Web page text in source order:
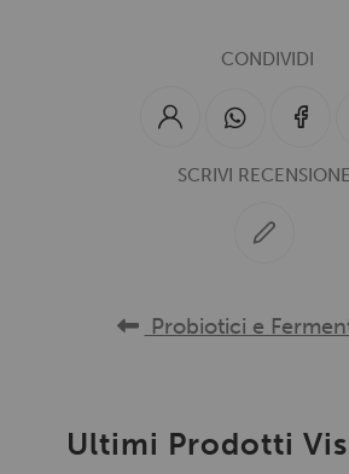
CONDIVIDI
SCRIVI RECENSIONE
Probiotici e
Ultimi Prodotti